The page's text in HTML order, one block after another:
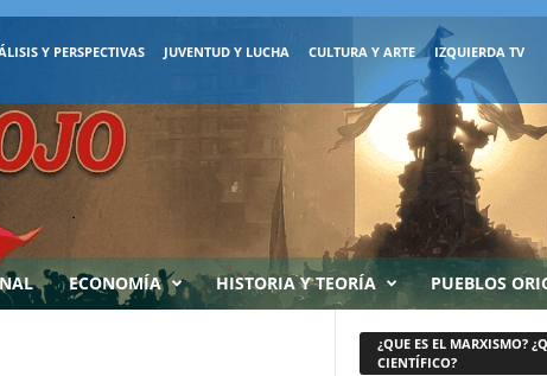
Y PERSPECTIVAS JUVENTUD Y LUCHA CULTURA Y ARTE IZQUIERDA TV
ECONOMÍA HISTORIA Y TEORÍA PUEBLOS
¿QUE ES EL MARXISMO?
CIENTÍFICO?